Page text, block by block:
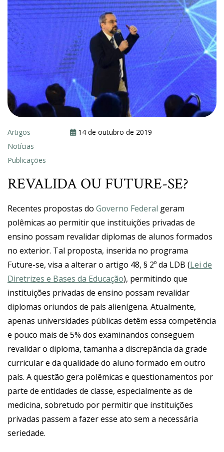
Artigos
Notícias
Publicações
14 de outubro de 2019
REVALIDA OU FUTURE-SE?
Recentes propostas do Governo Federal geram
polêmicas ao permitir que instituições privadas de
ensino possam revalidar diplomas de alunos formados
no exterior. Tal proposta, inserida no programa
Future-se, visa a alterar o artigo 48, § 2º da LDB (Lei de
Diretrizes e Bases da Educação), permitindo que
instituições privadas de ensino possam revalidar
diplomas oriundos de país alienígena. Atualmente,
apenas universidades públicas detêm essa competência
e pouco mais de 5% dos examinandos conseguem
revalidar o diploma, tamanha a discrepância da grade
curricular e da qualidade do aluno formado em outro
país. A questão gera polêmicas e questionamentos por
parte de entidades de classe, especialmente as de
medicina, sobretudo por permitir que instituições
privadas passem a fazer esse ato sem a necessária
seriedade.